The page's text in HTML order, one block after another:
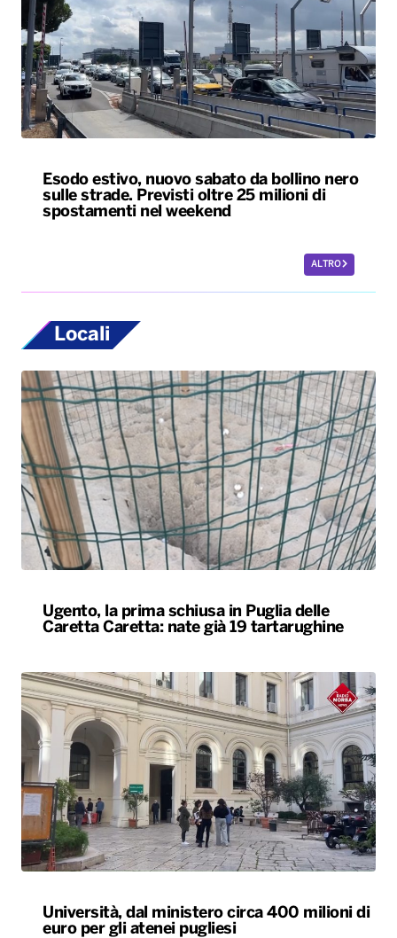
Esodo estivo, nuovo sabato da bollino nero
sulle strade. Previsti oltre 25 milioni di
spostamenti nel weekend
ALTRO
Locali
Ugento, la prima schiusa in Puglia delle
Caretta Caretta: nate già 19 tartarughine
Università, dal ministero circa 400 milioni di
euro per gli atenei pugliesi